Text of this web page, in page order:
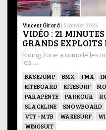
Vincent Girard | 5 janvier 2026
VIDÉO : 21
GRANDS EXPLOITS
Riding Zone a compilé les
les …
BASEJUMP BMX FMX
KITEBOARD
KITESURF
PARAPENTE
PARKOUR
SLACKLINE
SNOWBOARD
VTT - MTB
WAKESURF
WINGSUIT